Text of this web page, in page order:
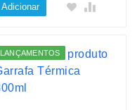
Adicionar
LANÇAMENTOS